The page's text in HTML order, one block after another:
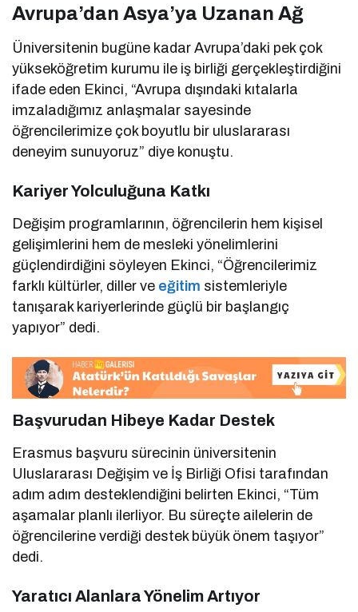
Avrupa’dan Asya’ya Uzanan Ağ
Üniversitenin bugüne kadar Avrupa’daki pek çok
yükseköğretim kurumu ile iş birliği gerçekleştirdiğini
ifade eden Ekinci, “Avrupa dışındaki kıtalarla
imzaladığımız anlaşmalar sayesinde
öğrencilerimize çok boyutlu bir uluslararası
deneyim sunuyoruz” diye konuştu.
Kariyer Yolculuğuna Katkı
Değişim programlarının, öğrencilerin hem kişisel
gelişimlerini hem de mesleki yönelimlerini
güçlendirdiğini söyleyen Ekinci, “Öğrencilerimiz
farklı kültürler, diller ve eğitim sistemleriyle
tanışarak kariyerlerinde güçlü bir başlangıç
yapıyor” dedi.
Başvurudan Hibeye Kadar Destek
Erasmus başvuru sürecinin üniversitenin
Uluslararası Değişim ve İş Birliği Ofisi tarafından
adım adım desteklendiğini belirten Ekinci, “Tüm
aşamalar planlı ilerliyor. Bu süreçte ailelerin de
öğrencilerine verdiği destek büyük önem taşıyor”
dedi.
Yaratıcı Alanlara Yönelim Artıyor